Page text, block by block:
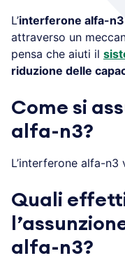
L’interferone alfa-n3
attraverso un
pensa che aiuti il
riduzione delle
Come si
alfa-n3?
L’interferone alfa-n3
Quali
alfa-n3?